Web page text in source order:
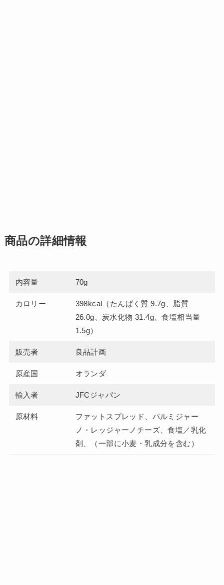
商品の詳細情報
内容量 70g
カロリー
398kcal（たんぱく質 9.7g、脂質
26.0g、炭水化物 31.4g、食塩相当量
1.5g）
販売者 良品計画
原産国 オランダ
輸入者 JFCジャパン
原材料
ファットスプレッド、パルミジャー
ノ・レッジャーノチーズ、食塩／乳化
剤、（一部に小麦・乳成分を含む）